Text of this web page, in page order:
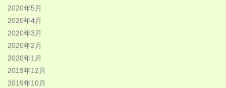
2020年5月
2020年4月
2020年3月
2020年2月
2020年1月
2019年12月
2019年10月